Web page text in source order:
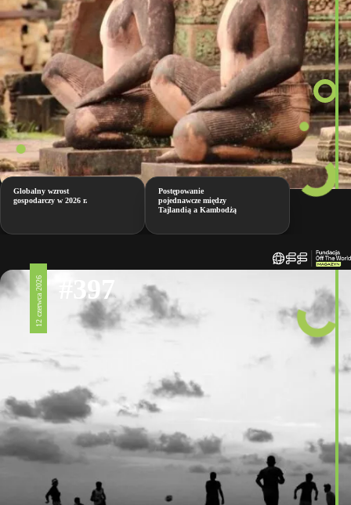
Globalny wzrost
gospodarczy w 2026 r.
Postępowanie
pojednawcze między
Tajlandią a Kambodżą
12 czerwca 2026 #397